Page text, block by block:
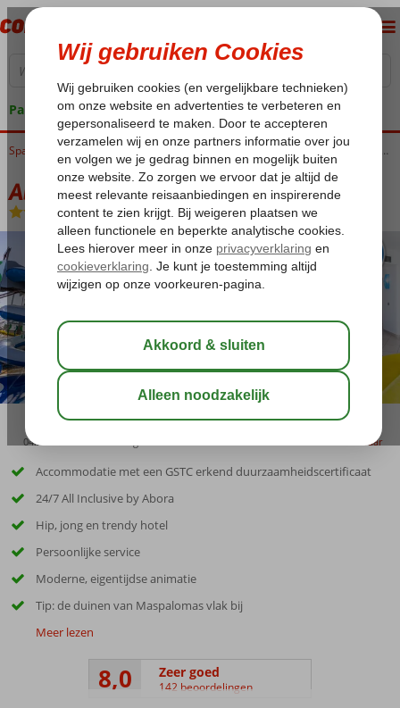
Pakketgarantie
Home Canarische Eilanden Gran Canaria Playa del Ingles Abora Catarina by Lopesan Hotels
Abora Catarina by Lopesan Hotels
All Inclusive-Hotel
04:20 bewaar
Accommodatie met een GSTC erkend duurzaamheidscertificaat
24/7 All Inclusive by Abora
Hip, jong en trendy hotel
Persoonlijke service
Moderne, eigentijdse animatie
Tip: de duinen van Maspalomas vlak bij
Meer lezen
8,0 Zeer goed
142 beoordelingen